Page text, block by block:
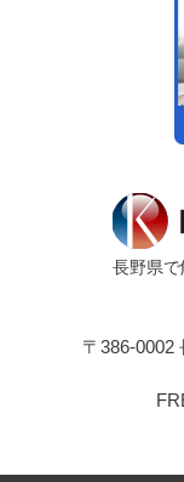
長野県
〒386-0002